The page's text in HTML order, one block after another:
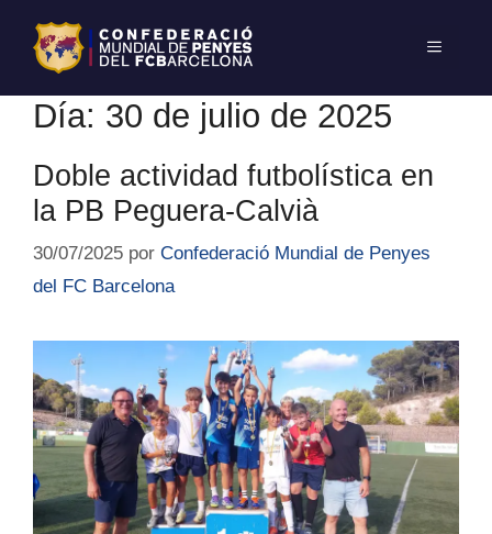
Día: 30 de julio de 2025
Doble actividad futbolística en
la PB Peguera-Calvià
30/07/2025 por Confederació Mundial de Penyes
del FC Barcelona